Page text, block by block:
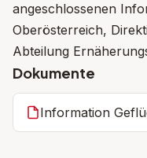
angeschlossenen
Oberösterreich,
Abteilung
Dokumente
Information